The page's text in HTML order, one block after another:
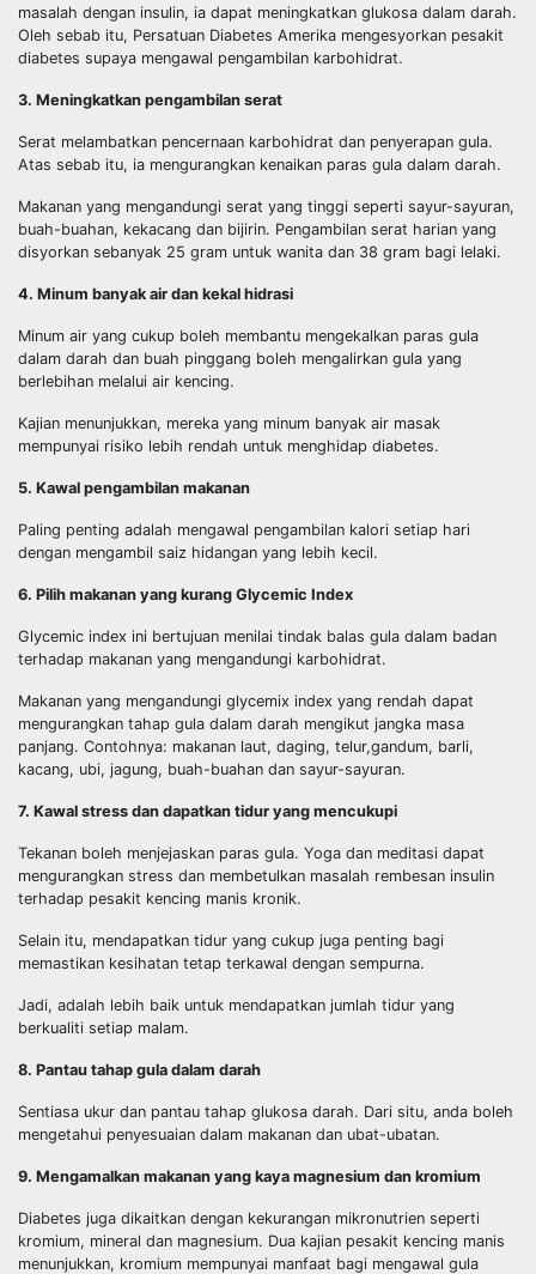
masalah dengan insulin, ia dapat meningkatkan glukosa dalam darah.
Oleh sebab itu, Persatuan Diabetes Amerika mengesyorkan pesakit
diabetes supaya mengawal pengambilan karbohidrat.
3. Meningkatkan pengambilan serat
Serat melambatkan pencernaan karbohidrat dan penyerapan gula.
Atas sebab itu, ia mengurangkan kenaikan paras gula dalam darah.
Makanan yang mengandungi serat yang tinggi seperti sayur-sayuran,
buah-buahan, kekacang dan bijirin. Pengambilan serat harian yang
disyorkan sebanyak 25 gram untuk wanita dan 38 gram bagi lelaki.
4. Minum banyak air dan kekal hidrasi
Minum air yang cukup boleh membantu mengekalkan paras gula
dalam darah dan buah pinggang boleh mengalirkan gula yang
berlebihan melalui air kencing.
Kajian menunjukkan, mereka yang minum banyak air masak
mempunyai risiko lebih rendah untuk menghidap diabetes.
5. Kawal pengambilan makanan
Paling penting adalah mengawal pengambilan kalori setiap hari
dengan mengambil saiz hidangan yang lebih kecil.
6. Pilih makanan yang kurang Glycemic Index
Glycemic index ini bertujuan menilai tindak balas gula dalam badan
terhadap makanan yang mengandungi karbohidrat.
Makanan yang mengandungi glycemix index yang rendah dapat
mengurangkan tahap gula dalam darah mengikut jangka masa
panjang. Contohnya: makanan laut, daging, telur,gandum, barli,
kacang, ubi, jagung, buah-buahan dan sayur-sayuran.
7. Kawal stress dan dapatkan tidur yang mencukupi
Tekanan boleh menjejaskan paras gula. Yoga dan meditasi dapat
mengurangkan stress dan membetulkan masalah rembesan insulin
terhadap pesakit kencing manis kronik.
Selain itu, mendapatkan tidur yang cukup juga penting bagi
memastikan kesihatan tetap terkawal dengan sempurna.
Jadi, adalah lebih baik untuk mendapatkan jumlah tidur yang
berkualiti setiap malam.
8. Pantau tahap gula dalam darah
Sentiasa ukur dan pantau tahap glukosa darah. Dari situ, anda boleh
mengetahui penyesuaian dalam makanan dan ubat-ubatan.
9. Mengamalkan makanan yang kaya magnesium dan kromium
Diabetes juga dikaitkan dengan kekurangan mikronutrien seperti
kromium, mineral dan magnesium. Dua kajian pesakit kencing manis
menunjukkan, kromium mempunyai manfaat bagi mengawal gula